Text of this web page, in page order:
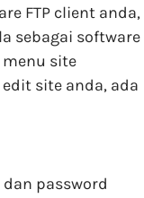
FTP client anda,
sebagai software
menu site
site anda, ada
password